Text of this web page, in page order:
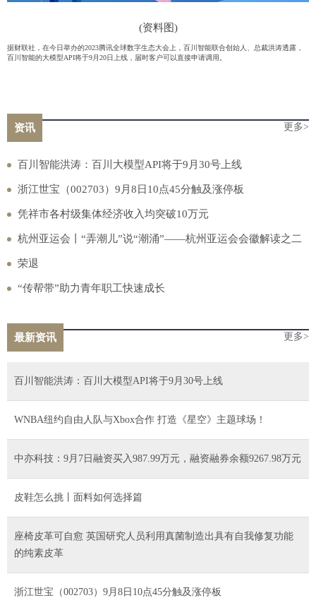
(资料图)
据财联社，在今日举办的2023腾讯全球数字生态大会上，百川智能联合创始人、总裁洪涛透露，
百川智能的大模型API将于9月20日上线，届时客户可以直接申请调用。
资讯 更多>
百川智能洪涛：百川大模型API将于9月30号上线
浙江世宝（002703）9月8日10点45分触及涨停板
凭祥市各村级集体经济收入均突破10万元
杭州亚运会丨“弄潮儿”说“潮涌”——杭州亚运会会徽解读之二
荣退
“传帮带”助力青年职工快速成长
最新资讯 更多>
百川智能洪涛：百川大模型API将于9月30号上线
WNBA纽约自由人队与Xbox合作 打造《星空》主题球场！
中亦科技：9月7日融资买入987.99万元，融资融券余额9267.98万元
皮鞋怎么挑丨面料如何选择篇
座椅皮革可自愈 英国研究人员利用真菌制造出具有自我修复功能
的纯素皮革
浙江世宝（002703）9月8日10点45分触及涨停板